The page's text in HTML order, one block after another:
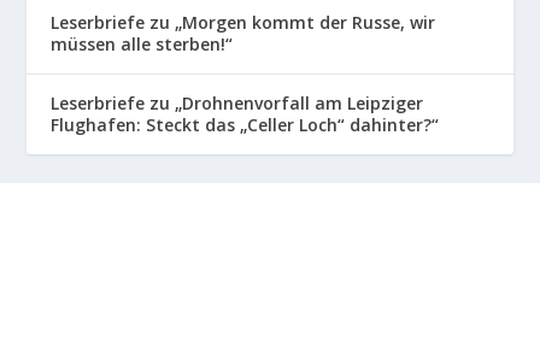
Leserbriefe zu „Morgen kommt der Russe, wir
müssen alle sterben!“
Leserbriefe zu „Drohnenvorfall am Leipziger
Flughafen: Steckt das „Celler Loch“ dahinter?“